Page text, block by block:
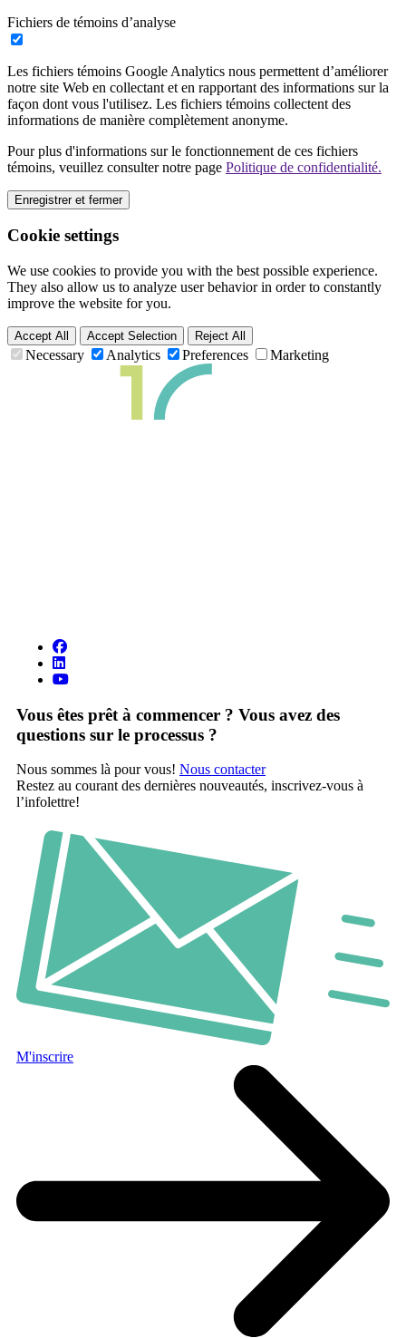
Fichiers de témoins d’analyse
Les fichiers témoins Google Analytics nous permettent d’améliorer
notre site Web en collectant et en rapportant des informations sur la
façon dont vous l'utilisez. Les fichiers témoins collectent des
informations de manière complètement anonyme.
Pour plus d'informations sur le fonctionnement de ces fichiers
témoins, veuillez consulter notre page Politique de confidentialité.
Enregistrer et fermer
Cookie settings
We use cookies to provide you with the best possible experience.
They also allow us to analyze user behavior in order to constantly
improve the website for you.
Accept All Accept Selection Reject All
Necessary Analytics Preferences Marketing
Vous êtes prêt à commencer ? Vous avez des
questions sur le processus ?
Nous sommes là pour vous! Nous contacter
Restez au courant des dernières nouveautés, inscrivez-vous à
l’infolettre!
M'inscrire